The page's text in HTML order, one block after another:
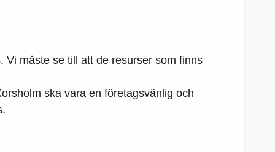
Vi måste se till att de resurser som finns
ska vara en företagsvänlig och